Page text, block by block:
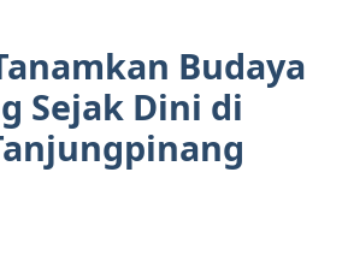
Budaya
Sejak Dini di